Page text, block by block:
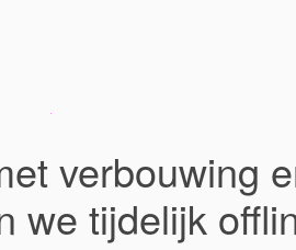
verbouwing
we tijdelijk